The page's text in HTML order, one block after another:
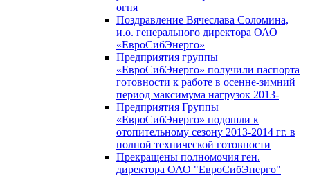
огня
Поздравление Вячеслава Соломина,
и.о. генерального директора ОАО
«ЕвроСибЭнерго»
Предприятия группы
«ЕвроСибЭнерго» получили паспорта
готовности к работе в осенне-зимний
период максимума нагрузок 2013-
Предприятия Группы
«ЕвроСибЭнерго» подошли к
отопительному сезону 2013-2014 гг. в
полной технической готовности
Прекращены полномочия ген.
директора ОАО "ЕвроСибЭнерго"